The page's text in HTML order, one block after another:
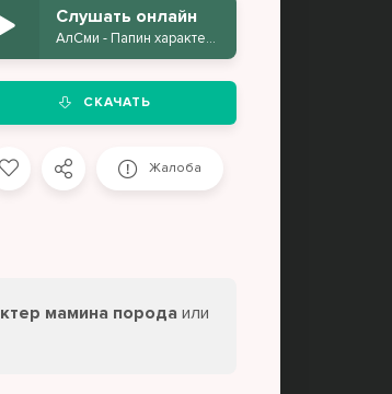
Слушать онлайн
АлСми - Папин характер мамина порода
СКАЧАТЬ
Жалоба
мамина порода или